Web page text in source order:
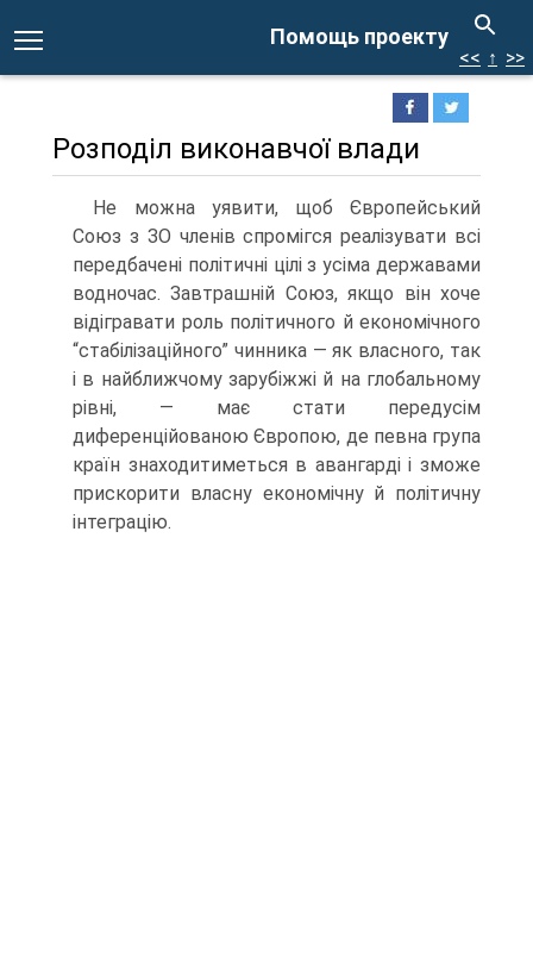
Помощь проекту
<< ↑ >>
Розподіл виконавчої влади
Не можна уявити, щоб Європейський
Союз з ЗО членів спромігся реалізувати всі
передбачені політичні цілі з усіма державами
водночас. Завтрашній Союз, якщо він хоче
відігравати роль політичного й економічного
“стабілізаційного” чинника — як власного, так
і в найближчому зарубіжжі й на глобальному
рівні, — має стати передусім
диференційованою Європою, де певна група
країн знаходитиметься в авангарді і зможе
прискорити власну економічну й політичну
інтеграцію.